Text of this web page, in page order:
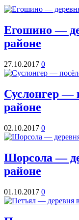
5.8
295°
16.02
12:00
0.6°
751
98%
283°
16.02
15:00
-0.1°
90%
4.7
273°
16.02
Егошино —
районе
27.10.2017 0
Суслонгер —
районе
02.10.2017 0
Шорсола —
районе
01.10.2017 0